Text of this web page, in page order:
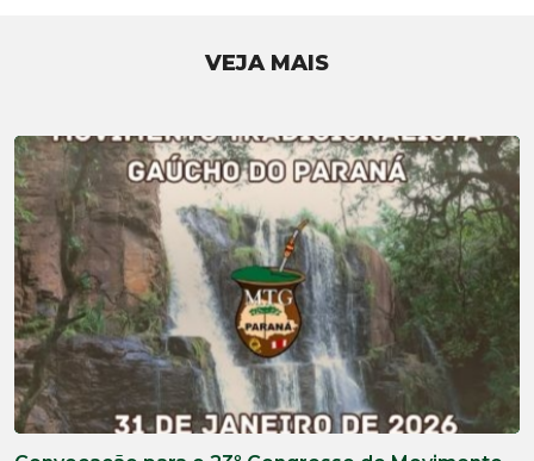
VEJA MAIS